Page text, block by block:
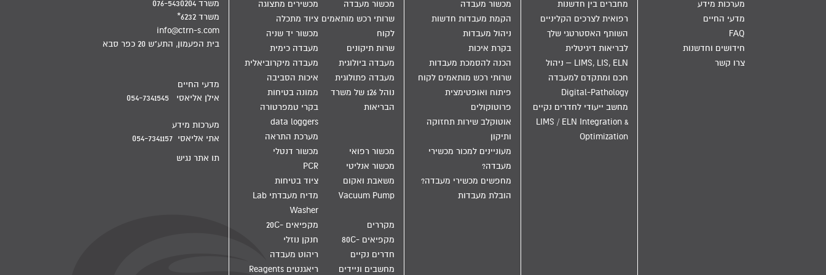
מערכות מידע
מדעי החיים
FAQ
חידושים וחדשנות
צרו קשר
מחברים בין חדשנות
רפואית לצרכים הקליניים
השותף האסטרטגי שלך
לבריאות דיגיטלית
LIMS, LIS, ELN – ניהול
חכם ומתקדם למעבדה
Digital-Pathology
מחשב ייעודי לחדרים נקיים
LIMS / ELN Integration &
Optimization
מכשור מעבדה
הקמת מעבדות חדשות
ניהול מעבדות
בקרת איכות
הכנה להסמכת מעבדות
שרותי רכש מותאמים לקוח
פיתוח ואופטימצית
פרוטוקולים
אוטוקלב שירות תחזוקה
ותיקון
מעוניינים למכור מכשירי
מעבדה?
מחפשים מכשירי מעבדה?
הובלת מעבדות
מכשור מעבדה
מכשירים מתצוגה
שרותי רכש מותאמים
לקוח
ציוד מתכלה
מכשור יד שניה
שרות תיקונים
מעבדה כימית
מעבדה ביולוגית
מעבדה מיקרוביאלית
מעבדה פתולוגית
איכות הסביבה
נוהל 126 של משרד
הבריאות
ממונה בטיחות
בקרי טמפרטורה
data loggers
מערכת התראה
מכשור רפואי
מכשור דנטלי
מכשור אנליטי
PCR
משאבת ואקום
Vacuum Pump
ציוד בטיחות
מדיח מעבדתי Lab
Washer
מקררים
מקפיאים -20C
מקפיאים -80C
חנקן נוזלי
חדרים נקיים
ריהוט מעבדה
מחשבים וניידים
ריאגנטים Reagents
משרד 076-5430204
משרד 6232*
info@ctrn-s.com
בית הפעמון, התע"ש 20 כפר סבא
מדעי החיים
אילן אליאסי 054-7341545
מערכות מידע
אתי אליאסי 054-7341157
תו אתר נגיש